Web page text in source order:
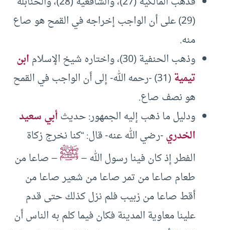
(29) على أن الواجب إخراجه في القمح هو صاع
منه.
وذهب الحنفية (30)، واختاره شيخ الإسلام
ابن
تيمية
(31) -رحمه الله- إلى أن الواجب في القمح
هو نصف صاع.
ودليل ما ذهب إليه الجمهور: حديثأبي سعيد
الخدري-رضي الله عنه- قال: “كنا نخرج زكاة
الفطر إذ كان فينا رسول الله –ﷺ– صاعا من
طعام صاعا من تمر صاعا من شعير صاعا من
أقط صاعا من زبيب فلم نزل كذلك حتى قدم
علينا معاوية المدينة فكان فيما كلم به الناس أن